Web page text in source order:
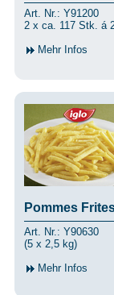
Art. Nr.: Y91200
2 x ca. 117 Stk. á
Mehr Infos
Pommes
Art. Nr.: Y90630
(5 x 2,5 kg)
Mehr Infos